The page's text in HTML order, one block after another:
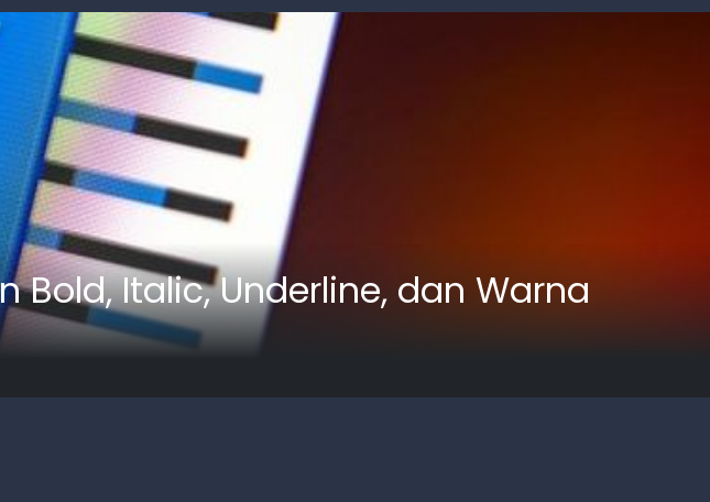
Italic, Underline, dan Warna